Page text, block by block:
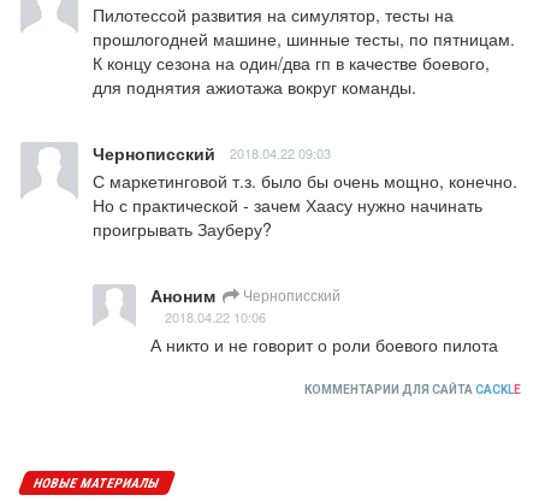
Пилотессой развития на симулятор, тесты на
прошлогодней машине, шинные тесты, по пятницам.
К концу сезона на один/два гп в качестве боевого,
для поднятия ажиотажа вокруг команды.
Чернописский 2018.04.22 09:03
С маркетинговой т.з. было бы очень мощно, конечно.
Но с практической - зачем Хаасу нужно начинать
проигрывать Зауберу?
Аноним Чернописский
2018.04.22 10:06
А никто и не говорит о роли боевого пилота
КОММЕНТАРИИ ДЛЯ САЙТА CACKLE
НОВЫЕ МАТЕРИАЛЫ